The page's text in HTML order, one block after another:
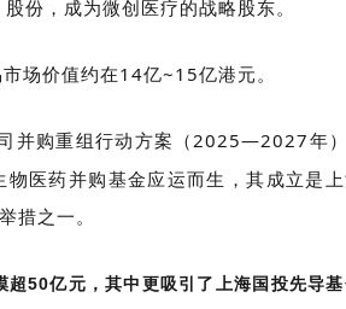
，成为微创医疗的战略股东。
场价值约在14亿~15亿港元。
并购重组行动方案（2025—2027年
医药并购基金应运而生，其成立是
措之一。
50亿元，其中更吸引了上海国投先导